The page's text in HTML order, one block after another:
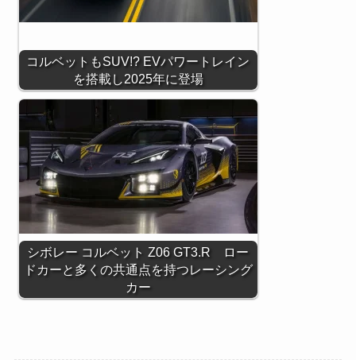
コルベットもSUV!? EVパワートレイン
を搭載し2025年に登場
シボレー コルベット Z06 GT3.R ロー
ドカーと多くの共通点を持つレーシング
カー